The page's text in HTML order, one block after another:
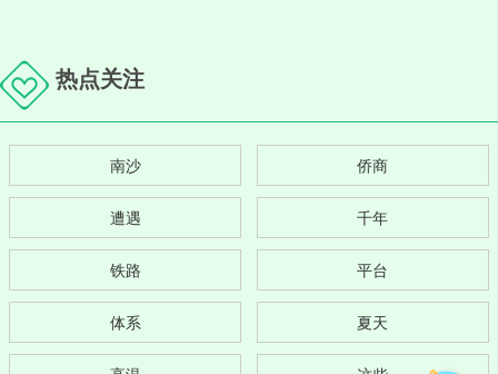
热点关注
南沙 侨商
遭遇 千年
铁路 平台
体系 夏天